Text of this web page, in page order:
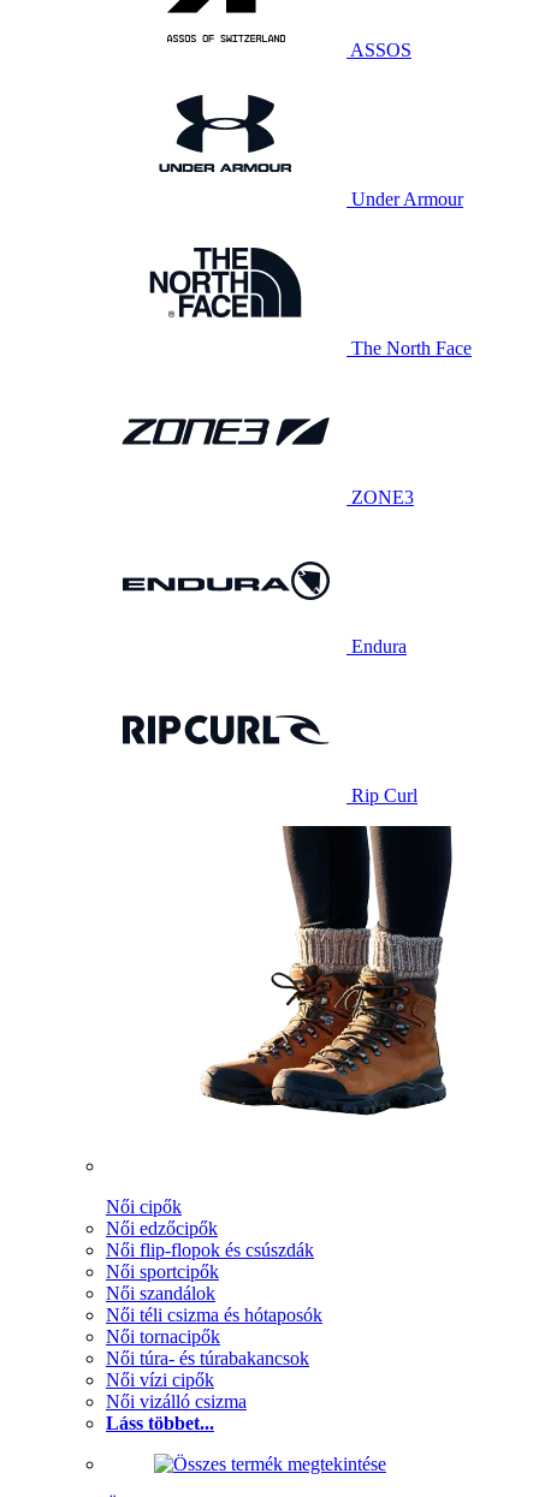
ASSOS
Under Armour
The North Face
ZONE3
Endura
Rip Curl
Női cipők
Női edzőcipők
Női flip-flopok és csúszdák
Női sportcipők
Női szandálok
Női téli csizma és hótaposók
Női tornacipők
Női túra- és túrabakancsok
Női vízi cipők
Női vizálló csizma
Láss többet...